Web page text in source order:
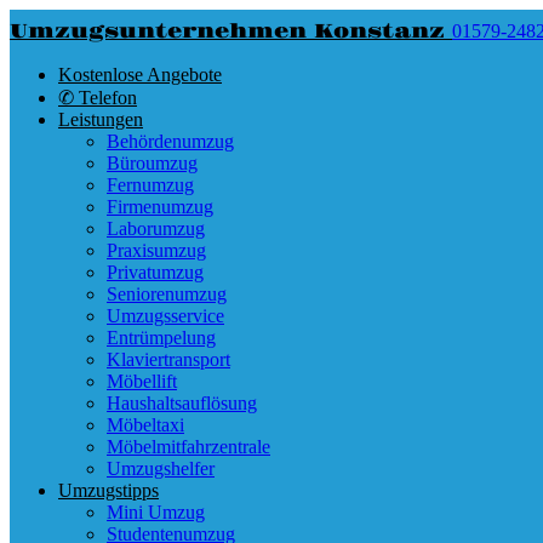
Umzugsunternehmen Konstanz 01579-
Kostenlose Angebote
✆ Telefon
Leistungen
Behördenumzug
Büroumzug
Fernumzug
Firmenumzug
Laborumzug
Praxisumzug
Privatumzug
Seniorenumzug
Umzugsservice
Entrümpelung
Klaviertransport
Möbellift
Haushaltsauflösung
Möbeltaxi
Möbelmitfahrzentrale
Umzugshelfer
Umzugstipps
Mini Umzug
Studentenumzug